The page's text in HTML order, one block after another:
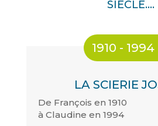
SIÈCLE….
1910 - 1994
LA SCIERIE
De François en 1910
à Claudine en 1994